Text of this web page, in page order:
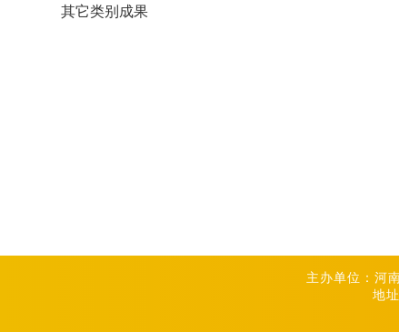
其它类别成果
主办单位：河
地